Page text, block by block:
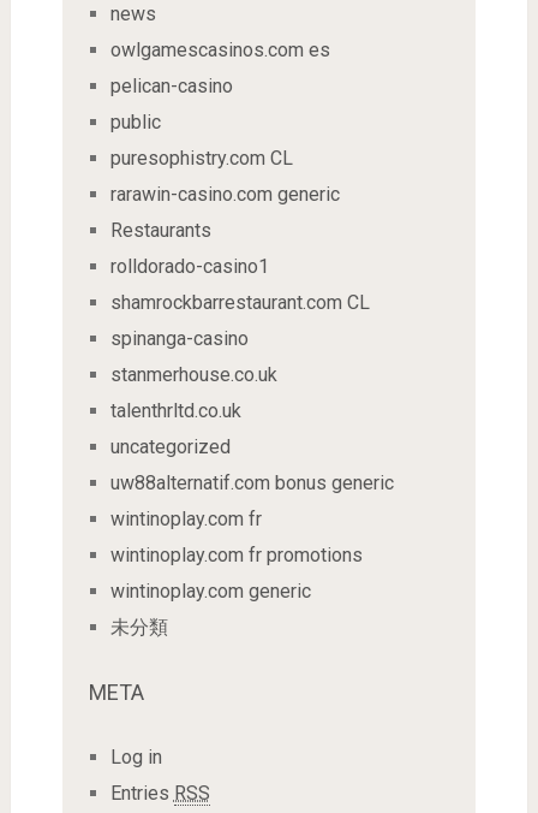
news
owlgamescasinos.com es
pelican-casino
public
puresophistry.com CL
rarawin-casino.com generic
Restaurants
rolldorado-casino1
shamrockbarrestaurant.com CL
spinanga-casino
stanmerhouse.co.uk
talenthrltd.co.uk
uncategorized
uw88alternatif.com bonus generic
wintinoplay.com fr
wintinoplay.com fr promotions
wintinoplay.com generic
未分類
META
Log in
Entries RSS